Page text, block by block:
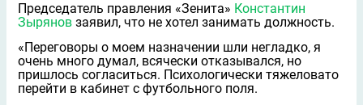
Председатель правления «Зенита» Константин
Зырянов заявил, что не хотел занимать должность.
«Переговоры о моeм назначении шли негладко, я
очень много думал, всячески отказывался, но
пришлось согласиться. Психологически тяжеловато
перейти в кабинет с футбольного поля.